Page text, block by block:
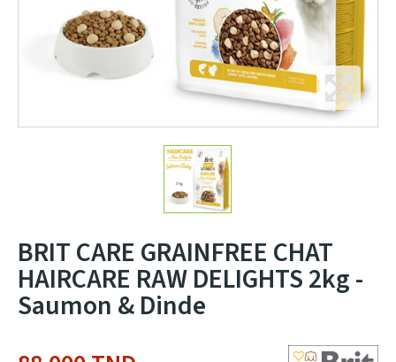
BRIT CARE GRAINFREE CHAT
HAIRCARE RAW DELIGHTS 2kg -
Saumon & Dinde